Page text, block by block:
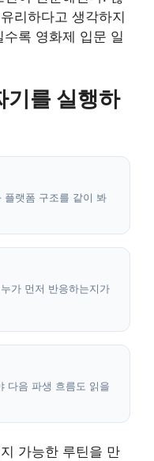
리하다고 생각하지
록 영화제 입문 일
기를 실행하
플랫폼 구조를 같이 봐
가 먼저 반응하는지가
다음 파생 흐름도 읽을
가능한 루틴을 만